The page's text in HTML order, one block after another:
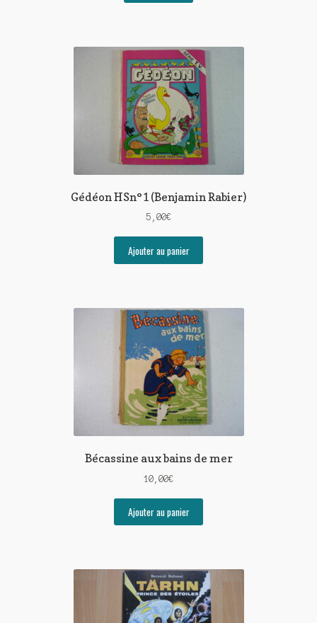
Gédéon HSn°1 (Benjamin Rabier)
5,00€
Ajouter au panier
Bécassine aux bains de mer
10,00€
Ajouter au panier